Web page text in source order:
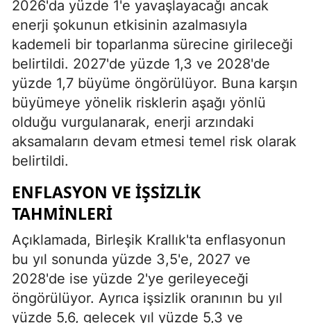
2026'da yüzde 1'e yavaşlayacağı ancak
enerji şokunun etkisinin azalmasıyla
kademeli bir toparlanma sürecine girileceği
belirtildi. 2027'de yüzde 1,3 ve 2028'de
yüzde 1,7 büyüme öngörülüyor. Buna karşın
büyümeye yönelik risklerin aşağı yönlü
olduğu vurgulanarak, enerji arzındaki
aksamaların devam etmesi temel risk olarak
belirtildi.
ENFLASYON VE İŞSIZLIK
TAHMINLERI
Açıklamada, Birleşik Krallık'ta enflasyonun
bu yıl sonunda yüzde 3,5'e, 2027 ve
2028'de ise yüzde 2'ye gerileyeceği
öngörülüyor. Ayrıca işsizlik oranının bu yıl
yüzde 5,6, gelecek yıl yüzde 5,3 ve